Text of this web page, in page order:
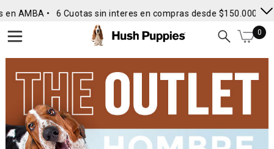
en AMBA • 6 Cuotas sin interes en compras desde $150.000 •
0